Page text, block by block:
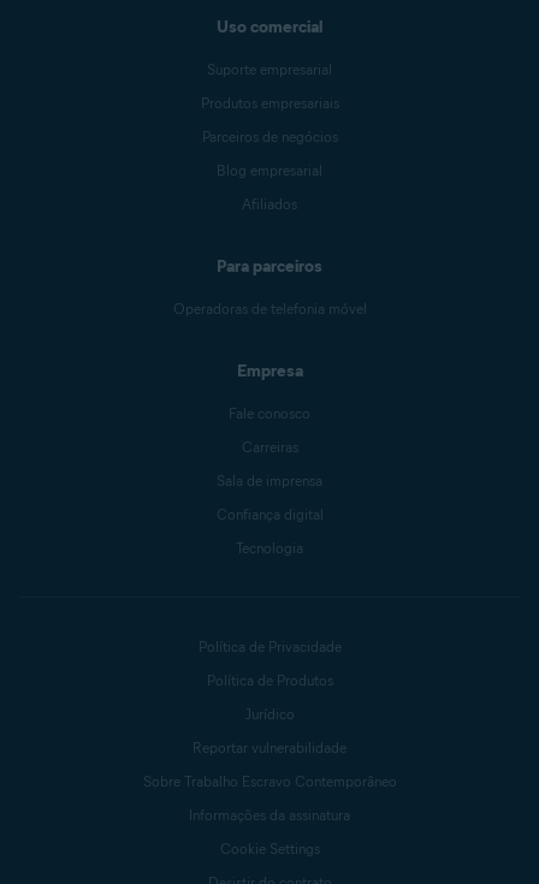
Uso comercial
Suporte empresarial
Produtos empresariais
Parceiros de negócios
Blog empresarial
Afiliados
Para parceiros
Operadoras de telefonia móvel
Empresa
Fale conosco
Carreiras
Sala de imprensa
Confiança digital
Tecnologia
Política de Privacidade
Política de Produtos
Jurídico
Reportar vulnerabilidade
Sobre Trabalho Escravo Contemporâneo
Informações da assinatura
Cookie Settings